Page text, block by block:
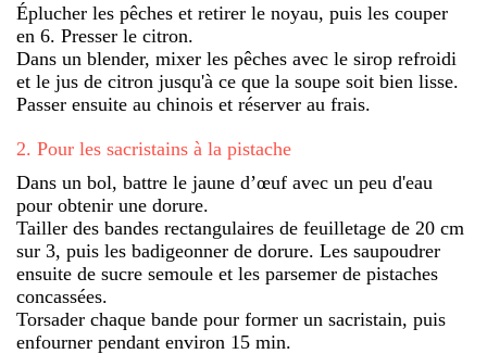
Éplucher les pêches et retirer le noyau, puis les couper
en 6. Presser le citron.
Dans un blender, mixer les pêches avec le sirop refroidi
et le jus de citron jusqu'à ce que la soupe soit bien lisse.
Passer ensuite au chinois et réserver au frais.
2. Pour les sacristains à la pistache
Dans un bol, battre le jaune d’œuf avec un peu d'eau
pour obtenir une dorure.
Tailler des bandes rectangulaires de feuilletage de 20 cm
sur 3, puis les badigeonner de dorure. Les saupoudrer
ensuite de sucre semoule et les parsemer de pistaches
concassées.
Torsader chaque bande pour former un sacristain, puis
enfourner pendant environ 15 min.